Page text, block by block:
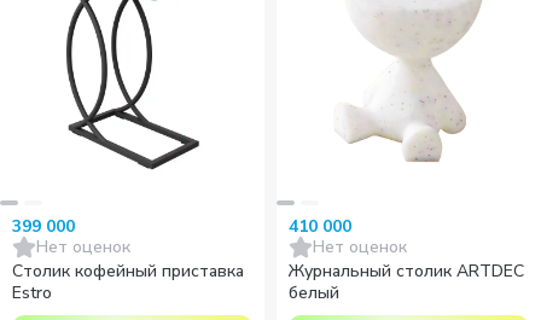
399 000
Нет оценок
Столик кофейный приставка
Estro
410 000
Нет оценок
Журнальный столик ARTDEC
белый